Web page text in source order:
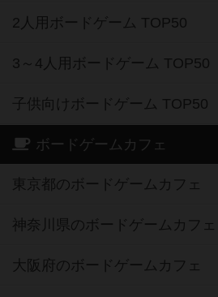
2人用ボードゲーム TOP50
3～4人用ボードゲーム TOP50
子供向けボードゲーム TOP50
ボードゲームカフェ
東京都のボードゲームカフェ
神奈川県のボードゲームカフェ
大阪府のボードゲームカフェ